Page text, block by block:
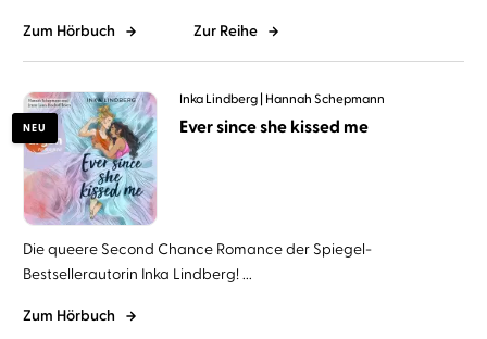
Zum Hörbuch Zur Reihe
NEU
Inka Lindberg Hannah Schepmann
Ever since she kissed me
Die queere Second Chance Romance der Spiegel-
Bestsellerautorin Inka Lindberg! ...
Zum Hörbuch